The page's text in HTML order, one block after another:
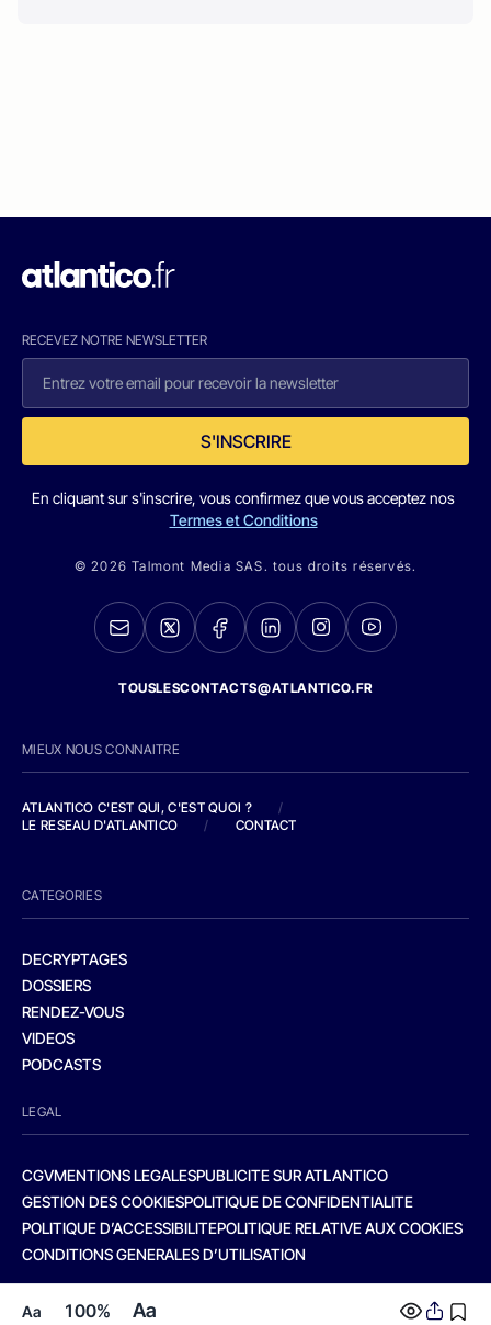
Aa 100% Aa
RECEVEZ NOTRE NEWSLETTER
S'INSCRIRE
En cliquant sur s'inscrire, vous confirmez que vous acceptez nos
Termes et Conditions
© 2026 Talmont Media SAS. tous droits réservés.
TOUSLESCONTACTS@ATLANTICO.FR
MIEUX NOUS CONNAITRE
ATLANTICO C'EST QUI, C'EST QUOI ?
/
LE RESEAU D'ATLANTICO
/ CONTACT
CATEGORIES
DECRYPTAGES
DOSSIERS
RENDEZ-VOUS
VIDEOS
PODCASTS
LEGAL
CGVMENTIONS LEGALESPUBLICITE SUR ATLANTICO
GESTION DES COOKIESPOLITIQUE DE CONFIDENTIALITE
POLITIQUE D’ACCESSIBILITEPOLITIQUE RELATIVE AUX COOKIES
CONDITIONS GENERALES D’UTILISATION